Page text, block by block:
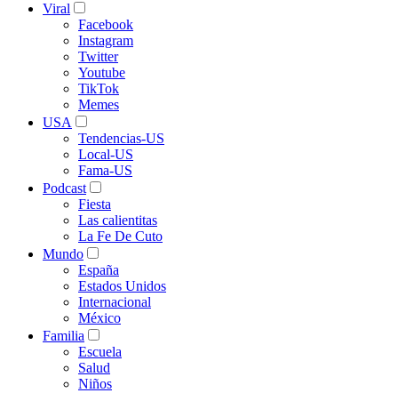
Viral
Facebook
Instagram
Twitter
Youtube
TikTok
Memes
USA
Tendencias-US
Local-US
Fama-US
Podcast
Fiesta
Las calientitas
La Fe De Cuto
Mundo
España
Estados Unidos
Internacional
México
Familia
Escuela
Salud
Niños